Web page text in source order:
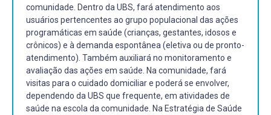
comunidade. Dentro da UBS, fará atendimento aos
usuários pertencentes ao grupo populacional das ações
programáticas em saúde (crianças, gestantes, idosos e
crônicos) e à demanda espontânea (eletiva ou de pronto-
atendimento). Também auxiliará no monitoramento e
avaliação das ações em saúde. Na comunidade, fará
visitas para o cuidado domiciliar e poderá se envolver,
dependendo da UBS que frequente, em atividades de
saúde na escola da comunidade. Na Estratégia de Saúde